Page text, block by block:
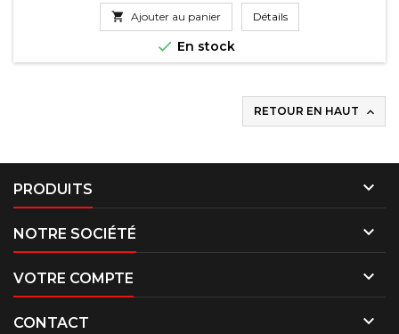
de
base
 Ajouter au panier Détails
 En stock
RETOUR EN HAUT 
PRODUITS 
NOTRE SOCIÉTÉ 
VOTRE COMPTE 
CONTACT 